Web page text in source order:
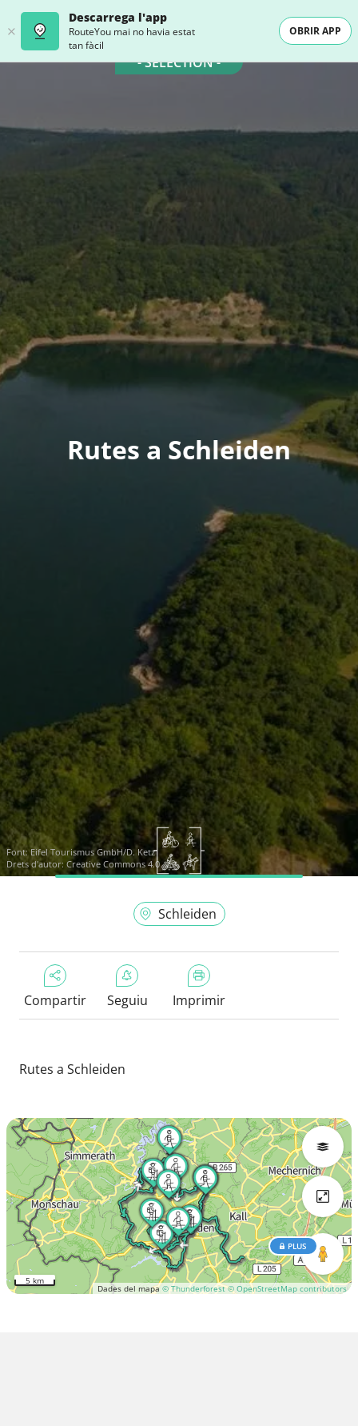
Descarrega l'app
RouteYou mai no havia estat
tan fàcil
OBRIR APP
- SELECTION -
Rutes a Schleiden
Font:Eifel Tourismus GmbH/D. Ketz
Drets d'autor: Creative Commons 4.0
Schleiden
Compartir Seguiu Imprimir
Rutes a Schleiden
Dades del mapa© Thunderforest © OpenStreetMap contributors
PLUS
5 km